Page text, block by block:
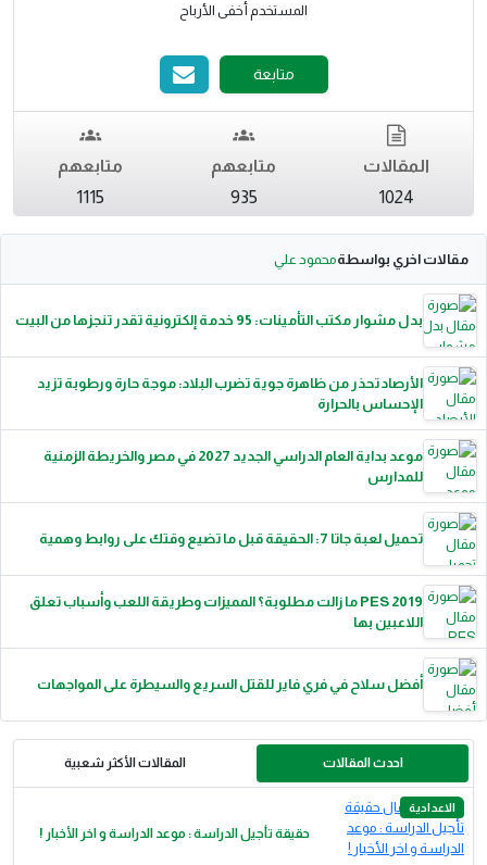
المستخدم أخفى الأرباح
متابعة
المقالات
1024
متابعهم
935
متابعهم
1115
مقالات اخري بواسطةمحمود علي
بدل مشوار مكتب التأمينات: 95 خدمة إلكترونية تقدر تنجزها من البيت
الأرصاد تحذر من ظاهرة جوية تضرب البلاد: موجة حارة ورطوبة تزيد
الإحساس بالحرارة
موعد بداية العام الدراسي الجديد 2027 في مصر والخريطة الزمنية
للمدارس
تحميل لعبة جاتا 7: الحقيقة قبل ما تضيع وقتك على روابط وهمية
PES 2019 ما زالت مطلوبة؟ المميزات وطريقة اللعب وأسباب تعلق
اللاعبين بها
أفضل سلاح في فري فاير للقتل السريع والسيطرة على المواجهات
احدث المقالات المقالات الأكثر شعبية
الاعدادية
حقيقة تأجيل الدراسة : موعد الدراسة و اخر الأخبار !